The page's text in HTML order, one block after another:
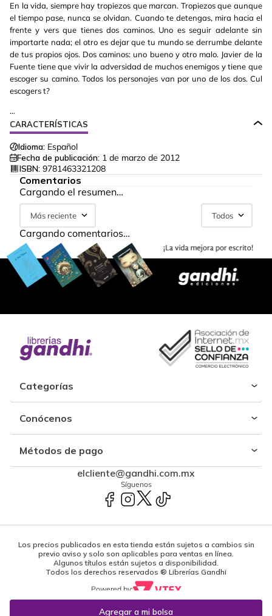
En la vida, siempre hay tropiezos que marcan. Tropiezos que aunque
el tiempo pase, nunca se olvidan. Cuando te detengas, mira hacia el
frente y vers que tienes dos caminos. Uno es seguir adelante sin
importarte nada; el otro es dejar que tu mundo se derrumbe delante
de tus propios ojos. Dos caminos: uno bueno y otro malo. Javier de la
Fuente tiene que vivir la adversidad de muchos enemigos y tiene que
escoger su camino. Todos los personajes van por uno de los dos. Cul
escogers t?
...
CARACTERÍSTICAS
Idioma: Español
Fecha de publicación: 1 de marzo de 2012
ISBN: 9781463321208
Comentarios
Cargando el resumen…
Más reciente Todos
Cargando comentarios…
Categorías
Conócenos
Métodos de pago
elcliente@gandhi.com.mx
Síguenos
Los precios publicados en esta tienda están sujetos a cambios sin
previo aviso y solo son aplicables para ventas en línea.
Algunos títulos están sujetos a disponibilidad.
Todos los derechos reservados ® Librerías Gandhi
Powered by: